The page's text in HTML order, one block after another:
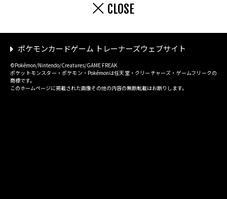
CLOSE
ポケモンカードゲーム トレーナーズウェブサイト
©Pokémon/Nintendo/Creatures/GAME FREAK
ポケットモンスター・ポケモン・Pokémonは任天堂・クリーチャーズ・ゲームフリークの
商標です。
このホームページに掲載された画像その他の内容の無断転載はお断りします。